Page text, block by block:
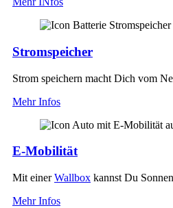
Stromspeicher
Strom speichern macht Dich vom
Mehr Infos
E-Mobilität
Mit einerWallbox kannst Du
Mehr Infos